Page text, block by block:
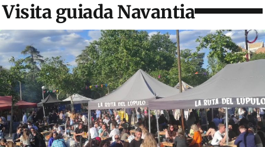
Visita guiada Navantia